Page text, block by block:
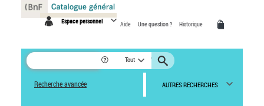
Espace personnel Aide Une question ? Historique
Tout
Recherche avancée AUTRES RECHERCHES
Panneau de gestion des cookies